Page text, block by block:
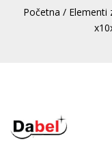
Početna / Elementi